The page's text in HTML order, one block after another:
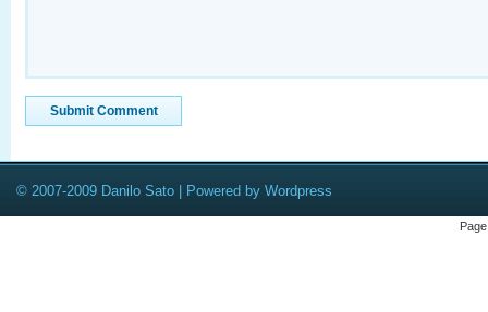
© 2007-2009 Danilo Sato | Powered by Wordpress